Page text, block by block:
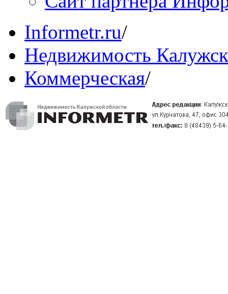
Informetr.ru/
Недвижимость
Коммерческая/